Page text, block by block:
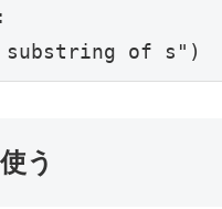
of s"
う